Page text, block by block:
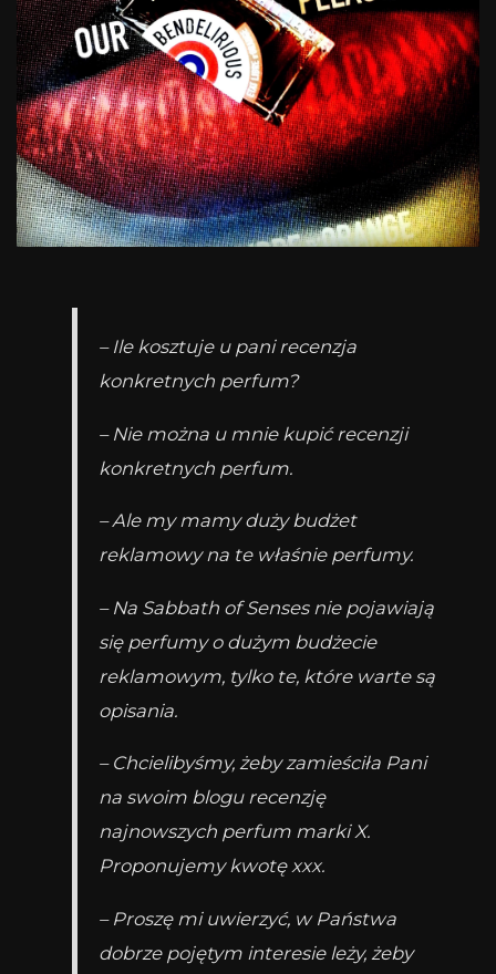
– Ile kosztuje u pani recenzja
konkretnych perfum?
– Nie można u mnie kupić recenzji
konkretnych perfum.
– Ale my mamy duży budżet
reklamowy na te właśnie perfumy.
– Na Sabbath of Senses nie pojawiają
się perfumy o dużym budżecie
reklamowym, tylko te, które warte są
opisania.
– Chcielibyśmy, żeby zamieściła Pani
na swoim blogu recenzję
najnowszych perfum marki X.
Proponujemy kwotę xxx.
– Proszę mi uwierzyć, w Państwa
dobrze pojętym interesie leży, żeby